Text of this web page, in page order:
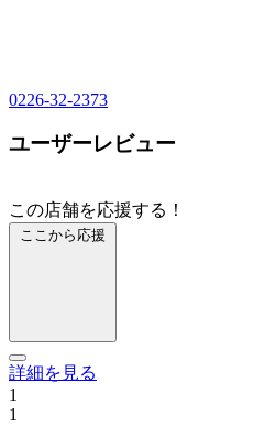
0226-32-2373
ユーザーレビュー
この店舗を応援する！
ここから応援
詳細を見る
1
1